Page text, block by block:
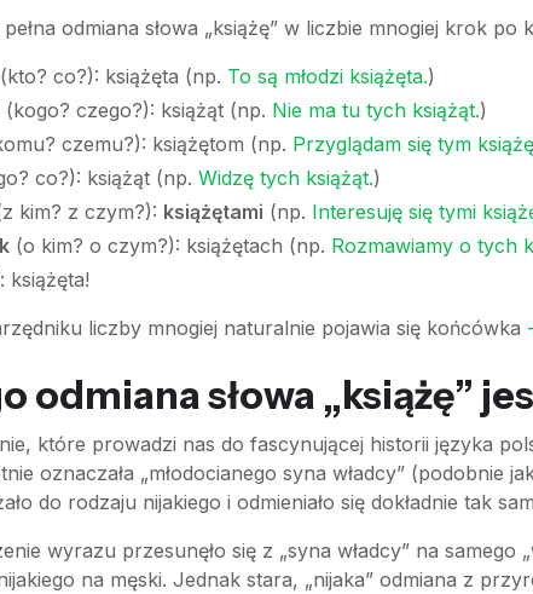
odmiana słowa „książę” w liczbie mnogiej krok po
(kto? co?): książęta (np. To są młodzi książęta.)
(kogo? czego?): książąt (np. Nie ma tu tych książąt.)
czemu?): książętom (np. Przyglądam się tym
co?): książąt (np. Widzę tych książąt.)
kim? z czym?): książętami (np. Interesuję się tymi
(o kim? o czym?): książętach (np. Rozmawiamy o tych
książęta!
liczby mnogiej naturalnie pojawia się końcówka
odmiana słowa „książę”
które prowadzi nas do fascynującej historii języka
oznaczała „młodocianego syna władcy” (podobnie
do rodzaju nijakiego i odmieniało się dokładnie tak
wyrazu przesunęło się z „syna władcy” na
na męski. Jednak stara, „nijaka” odmiana z